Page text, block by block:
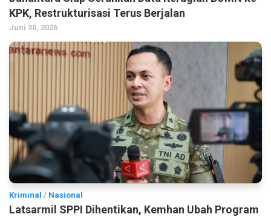
KPK, Restrukturisasi Terus Berjalan
Juni 30, 2026
Kriminal / Nasional
Latsarmil SPPI Dihentikan, Kemhan Ubah Program